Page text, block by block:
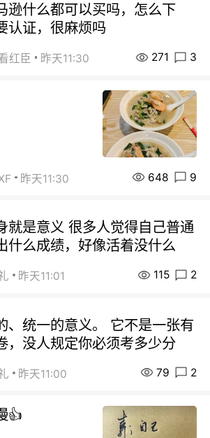
逊什么都可以买吗，怎么下
认证，很麻烦吗
红臣 昨天11:30 271 3
昨天11:30 648 9
就是意义 很多人觉得自己普通
什么成绩，好像活着没什么
昨天11:01 115 2
、统一的意义。 它不是一张有
，没人规定你必须考多少分
昨天11:00 79 2
👍